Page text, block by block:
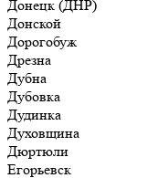
Донецк (ДНР)
Донской
Дорогобуж
Дрезна
Дубна
Дубовка
Дудинка
Духовщина
Дюртюли
Егорьевск